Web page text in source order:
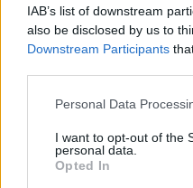
IAB’s list of downstream
also be disclosed by us to
Downstream Participants
Please note that this
not limited to your visit or
grant or deny consent to
use your data for below
Personal Data
I want to opt-out of the
personal data.
Opted In
Több mint harminc
2023.11.24